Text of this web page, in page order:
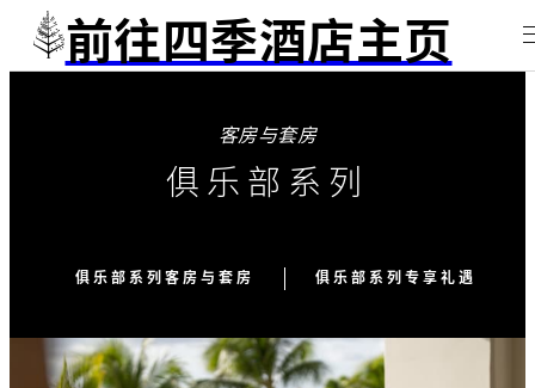
前往四季酒店主页
客房与套房
俱乐部系列
俱乐部系列客房与套房 俱乐部系列专享礼遇